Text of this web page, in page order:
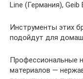
Line (Германия),
Инструменты этих
подойдут для
Профессиональные
материалов —